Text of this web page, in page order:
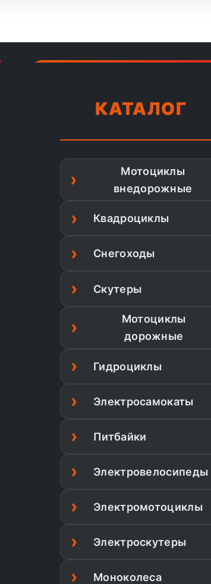
КАТАЛОГ
Мотоциклы
внедорожные
Квадроциклы
Снегоходы
Скутеры
Мотоциклы
дорожные
Гидроциклы
Электросамокаты
Питбайки
Электровелосипеды
Электромотоциклы
Электроскутеры
Моноколеса